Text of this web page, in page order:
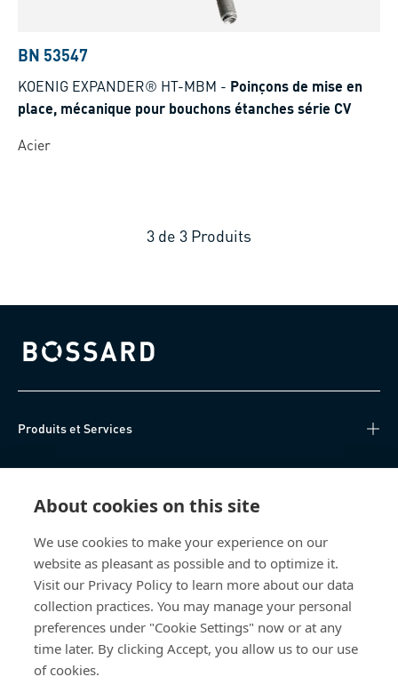
About cookies on this site
We use cookies to make your experience on our
website as pleasant as possible and to optimize it.
Visit our Privacy Policy to learn more about our data
collection practices. You may manage your personal
preferences under "Cookie Settings" now or at any
time later. By clicking Accept, you allow us to our use
of cookies.
BN 53547
KOENIG EXPANDER® HT-MBM - Poinçons de mise en
place, mécanique pour bouchons étanches série CV
Acier
3 de 3 Produits
Bossard homepage
Produits et Services
Qui sommes-nous
Bossard France
14, rue des Tuileries
67460 Souffelweyersheim